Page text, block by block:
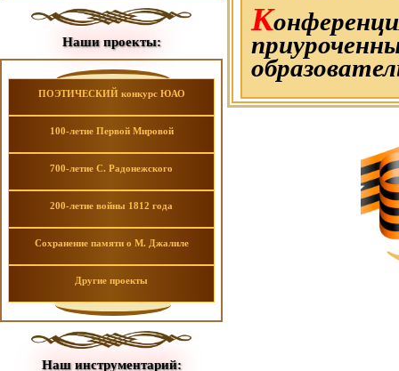
Наши проекты:
ПОЭТИЧЕСКИЙ конкурс ЮАО
100-летие Первой Мировой
700-летие С. Радонежского
200-летие войны 1812 года
Сохранение памяти о М. Джалиле
Другие проекты
Наш инструментарий:
К